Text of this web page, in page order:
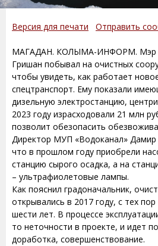
Версия для печати Отправить
МАГАДАН. КОЛЫМА-ИНФОРМ. Мэр
Гришан побывал на очистных
чтобы увидеть, как работает
спецтранспорт. Ему показали
дизельную электростанцию,
2023 году израсходовали 21 млн
позволит обезопасить
Директор МУП «Водоканал» Дамир
что в прошлом году приобрели
станцию сырого осадка, а на
– ультрафиолетовые лампы.
Как пояснил градоначальник,
открывались в 2017 году, с тех
шести лет. В процессе
то неточности в проекте, и идет
доработка, совершенствование.